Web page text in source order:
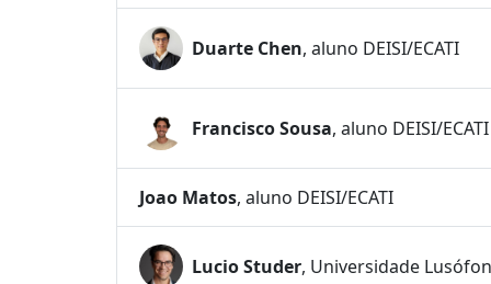
Duarte Chen, aluno DEISI/ECATI
Francisco Sousa, aluno DEISI/ECATI
Joao Matos, aluno DEISI/ECATI
Lucio Studer, Universidade